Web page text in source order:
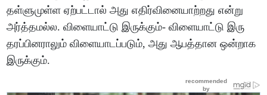
தள்ளுமுள்ள ஏற்பட்டால் அது எதிர்வினையாற்றது என்று
அர்த்தமல்ல. விளையாட்டு இருக்கும்- விளையாட்டு இரு
தரப்பினராலும் விளையாடப்படும், அது ஆபத்தான ஒன்றாக
இருக்கும்.